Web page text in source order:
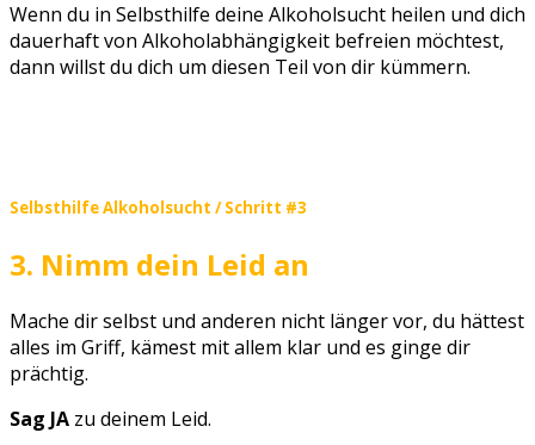
Wenn du in Selbsthilfe deine Alkoholsucht heilen und dich
dauerhaft von Alkoholabhängigkeit befreien möchtest,
dann willst du dich um diesen Teil von dir kümmern.
Selbsthilfe Alkoholsucht / Schritt #3
3. Nimm dein Leid an
Mache dir selbst und anderen nicht länger vor, du hättest
alles im Griff, kämest mit allem klar und es ginge dir
prächtig.
Sag JA zu deinem Leid.